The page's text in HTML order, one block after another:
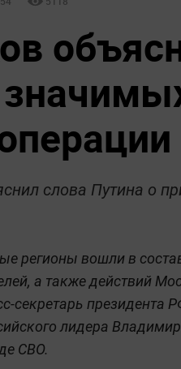
слова Путина о
регионы вошли в
а также действий
секретарь президента
лидера
СВО.